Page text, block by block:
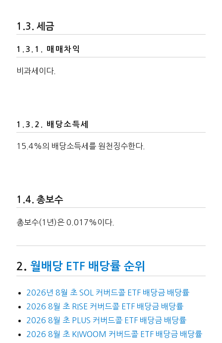
세금
매매차익
비과세이다.
배당소득세
15.4%의 배당소득세를 원천징수한다.
총보수
총보수(1년)은 0.017%이다.
월배당 ETF 배당률 순위
2026년 8월 초 SOL 커버드콜 ETF 배당금 배당률
2026 8월 초 RISE 커버드콜 ETF 배당금 배당률
2026 8월 초 PLUS 커버드콜 ETF 배당금 배당률
2026 8월 초 KIWOOM 커버드콜 ETF 배당금 배당률